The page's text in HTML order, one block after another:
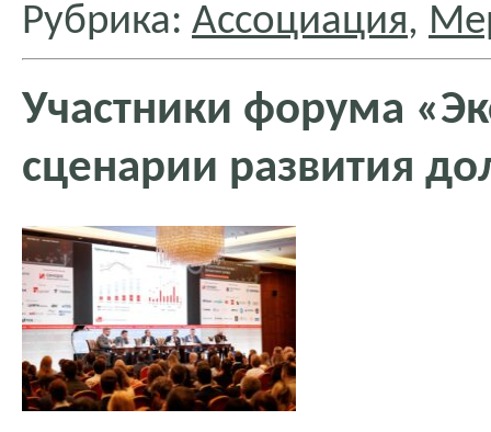
Рубрика: Ассоциация,
Участники форума
сценарии развития